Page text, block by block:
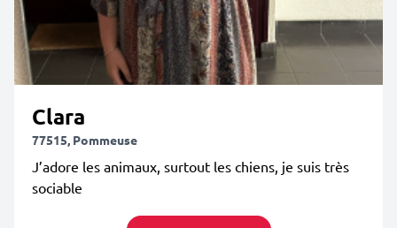
Clara
77515, Pommeuse
J’adore les animaux, surtout les chiens, je suis très
sociable